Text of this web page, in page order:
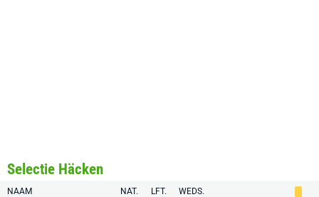
Selectie Häcken
NAAM NAT. LFT. WEDS.